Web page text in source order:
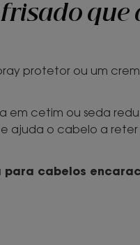
que
protetor ou um
em cetim ou seda
ajuda o cabelo a
para cabelos